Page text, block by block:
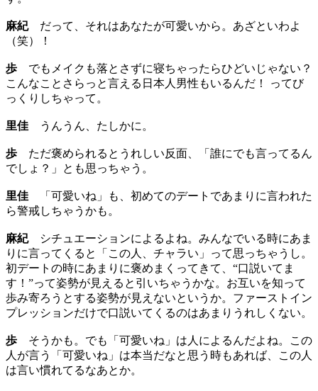
麻紀 だって、それはあなたが可愛いから。あざといわよ
（笑）！
歩 でもメイクも落とさずに寝ちゃったらひどいじゃない？
こんなことさらっと言える日本人男性もいるんだ！ ってび
っくりしちゃって。
里佳 うんうん、たしかに。
歩 ただ褒められるとうれしい反面、「誰にでも言ってるん
でしょ？」とも思っちゃう。
里佳
「可愛いね」も、初めてのデートであまりに言われた
ら警戒しちゃうかも。
麻紀
シチュエーションによるよね。みんなでいる時にあま
りに言ってくると「この人、チャラい」って思っちゃうし。
初デートの時にあまりに褒めまくってきて、“口説いてま
す！”って姿勢が見えると引いちゃうかな。お互いを知って
歩み寄ろうとする姿勢が見えないというか。ファーストイン
プレッションだけで口説いてくるのはあまりうれしくない。
歩 そうかも。でも「可愛いね」は人によるんだよね。この
人が言う「可愛いね」は本当だなと思う時もあれば、この人
は言い慣れてるなあとか。